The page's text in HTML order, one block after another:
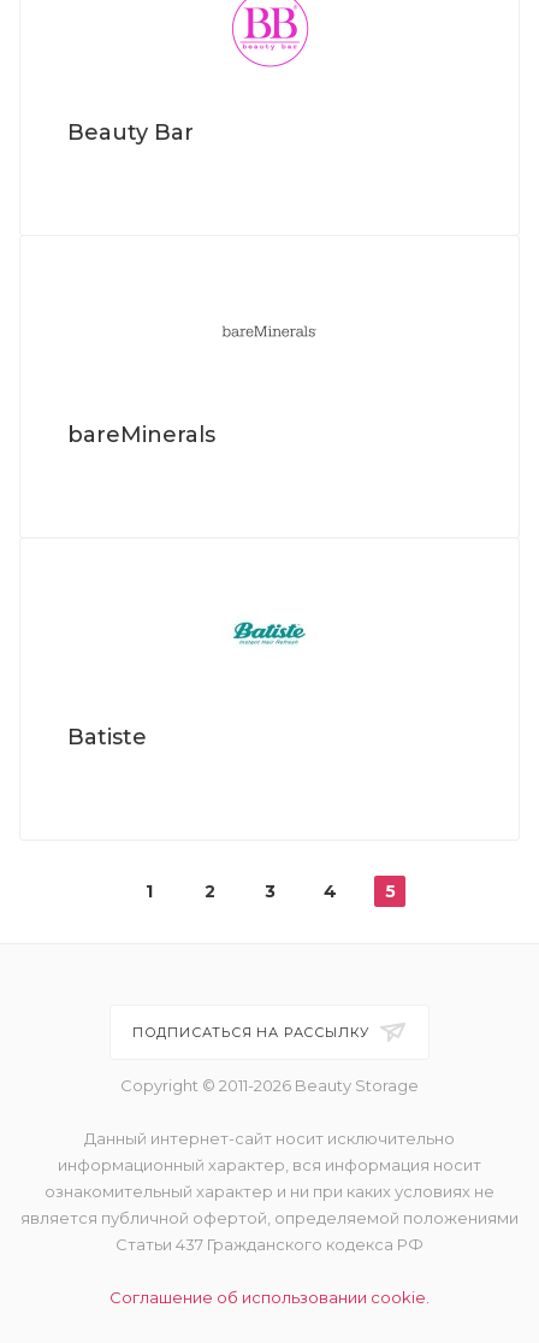
Beauty Bar
bareMinerals
Batiste
1 2 3 4 5
ПОДПИСАТЬСЯ НА РАССЫЛКУ
Copyright © 2011-2026 Beauty Storage
Данный интернет-сайт носит исключительно
информационный характер, вся информация носит
ознакомительный характер и ни при каких условиях не
является публичной офертой, определяемой положениями
Статьи 437 Гражданского кодекса РФ
Соглашение об использовании cookie.